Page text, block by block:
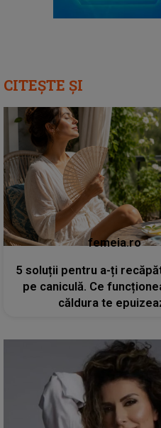
CITEȘTE ȘI
femeia.ro
5 soluții pentru a-ți
pe caniculă. Ce
căldura te